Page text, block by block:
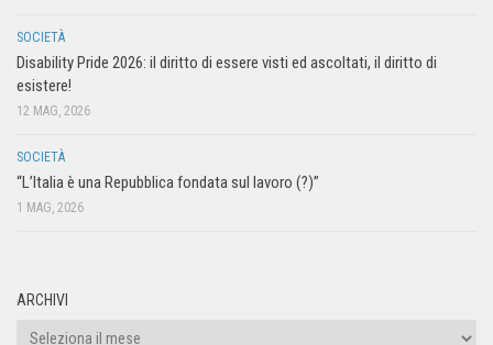
SOCIETÀ
Disability Pride 2026: il diritto di essere visti ed ascoltati, il diritto di
esistere!
12 MAG, 2026
SOCIETÀ
“L’Italia è una Repubblica fondata sul lavoro (?)”
1 MAG, 2026
ARCHIVI